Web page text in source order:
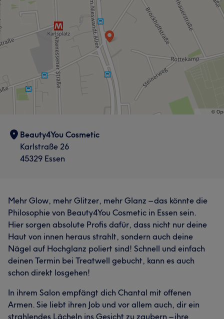
Beauty4You Cosmetic
Karlstraße 26
45329 Essen
Mehr Glow, mehr Glitzer, mehr Glanz – das könnte die
Philosophie von Beauty4You Cosmetic in Essen sein.
Hier sorgen absolute Profis dafür, dass nicht nur deine
Haut von innen heraus strahlt, sondern auch deine
Nägel auf Hochglanz poliert sind! Schnell und einfach
deinen Termin bei Treatwell gebucht, kann es auch
schon direkt losgehen!
In ihrem Salon empfängt dich Chantal mit offenen
Armen. Sie liebt ihren Job und vor allem auch, dir ein
strahlendes Lächeln ins Gesicht zu zaubern – ihre